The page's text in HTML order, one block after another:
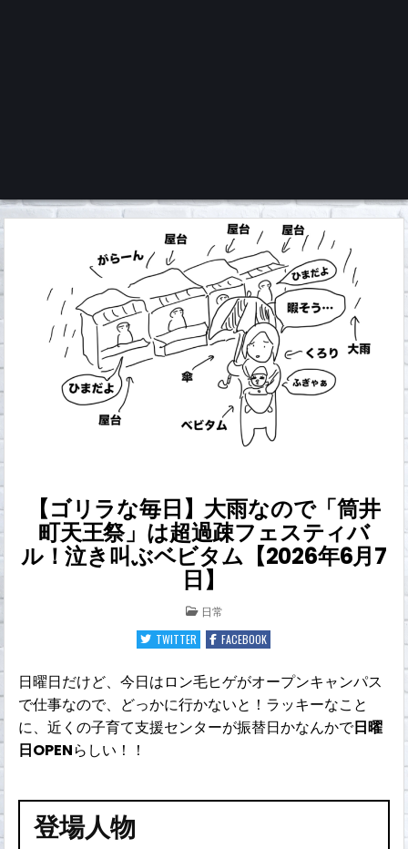
くろチャンネル
【ゴリラな毎日】大雨なので「筒井
町天王祭」は超過疎フェスティバ
ル！泣き叫ぶベビタム【2026年6月7
日】
POSTED
IN
日常
TWITTER
FACEBOOK
日曜日だけど、今日はロン毛ヒゲがオープンキャンパス
で仕事なので、どっかに行かないと！ラッキーなこと
に、近くの子育て支援センターが振替日かなんかで日曜
日OPENらしい！！
登場人物